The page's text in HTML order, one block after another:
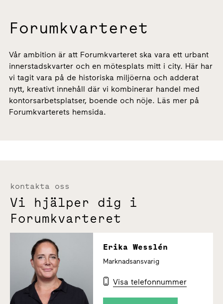
Forumkvarteret
Vår ambition är att Forumkvarteret ska vara ett urbant
innerstadskvarter och en mötesplats mitt i city. Här har
vi tagit vara på de historiska miljöerna och adderat
nytt, kreativt innehåll där vi kombinerar handel med
kontorsarbetsplatser, boende och nöje. Läs mer på
Forumkvarterets hemsida.
kontakta oss
Vi hjälper dig i
Forumkvarteret
Erika Wesslén
Marknadsansvarig
Visa telefonnummer